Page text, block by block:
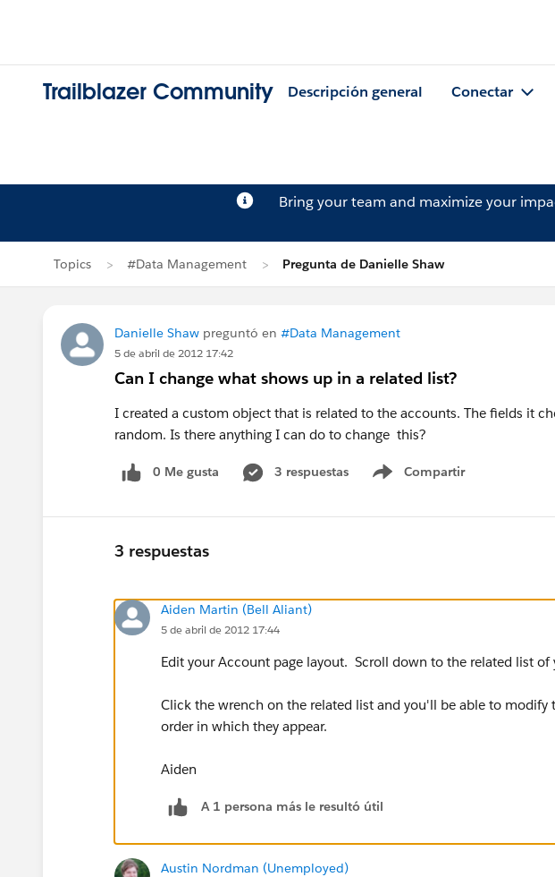
Trailblazer Community Descripción general Conectar
Bring your team and maximize your
Topics #Data Management Pregunta de Danielle Shaw
Danielle Shaw preguntó en #Data Management
5 de abril de 2012 17:42
Can I change what shows up in a related list?
I created a custom object that is related to the accounts. The fields it
random. Is there anything I can do to change this?
0 Me gusta 3 respuestas Compartir
Show menu
3 respuestas
Aiden Martin (Bell Aliant)
5 de abril de 2012 17:44
Edit your Account page layout. Scroll down to the related list
Click the wrench on the related list and you'll be able to modify
order in which they appear.
Aiden
A 1 persona más le resultó útil
Austin Nordman (Unemployed)